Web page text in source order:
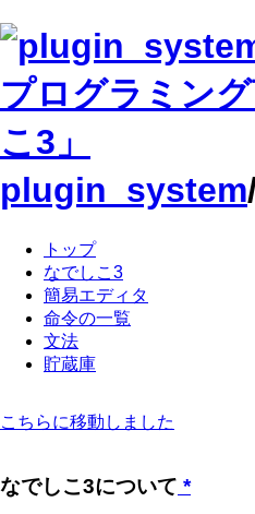
plugin_system
トップ
なでしこ3
簡易エディタ
命令の一覧
文法
貯蔵庫
こちらに移動しました
なでしこ3について *